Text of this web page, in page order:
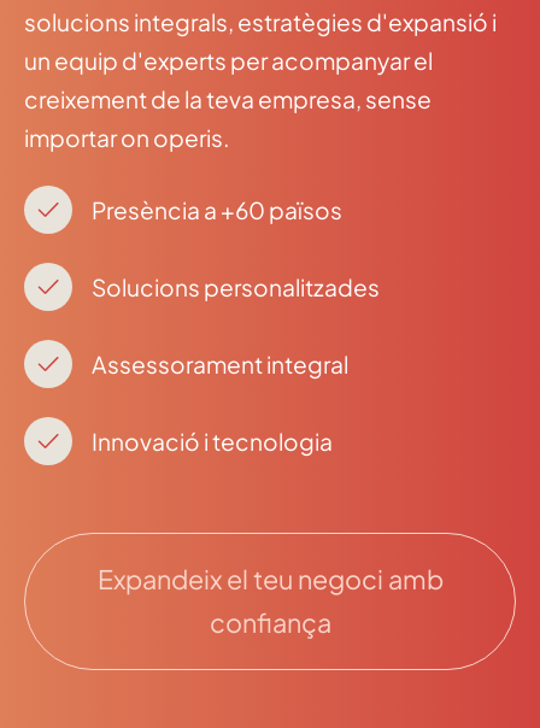
solucions integrals, estratègies d'expansió i
un equip d'experts per acompanyar el
creixement de la teva empresa, sense
importar on operis.
Presència a +60 països
Solucions personalitzades
Assessorament integral
Innovació i tecnologia
Expandeix el teu negoci amb
confiança